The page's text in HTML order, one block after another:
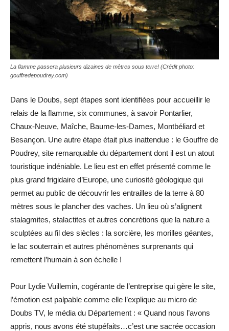
La flamme passera plusieurs dizaines de mètres sous terre! (Crédit photo:
gouffredepoudrey.com)
Dans le Doubs, sept étapes sont identifiées pour accueillir le
relais de la flamme, six communes, à savoir Pontarlier,
Chaux-Neuve, Maîche, Baume-les-Dames, Montbéliard et
Besançon. Une autre étape était plus inattendue : le Gouffre de
Poudrey, site remarquable du département dont il est un atout
touristique indéniable. Le lieu est en effet présenté comme le
plus grand frigidaire d’Europe, une curiosité géologique qui
permet au public de découvrir les entrailles de la terre à 80
mètres sous le plancher des vaches. Un lieu où s’alignent
stalagmites, stalactites et autres concrétions que la nature a
sculptées au fil des siècles : la sorcière, les morilles géantes,
le lac souterrain et autres phénomènes surprenants qui
remettent l’humain à son échelle !
Pour Lydie Vuillemin, cogérante de l’entreprise qui gère le site,
l’émotion est palpable comme elle l’explique au micro de
Doubs TV, le média du Département : « Quand nous l’avons
appris, nous avons été stupéfaits…c’est une sacrée occasion